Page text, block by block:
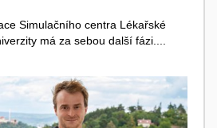
Simulačního centra Lékařské
má za sebou další fázi....